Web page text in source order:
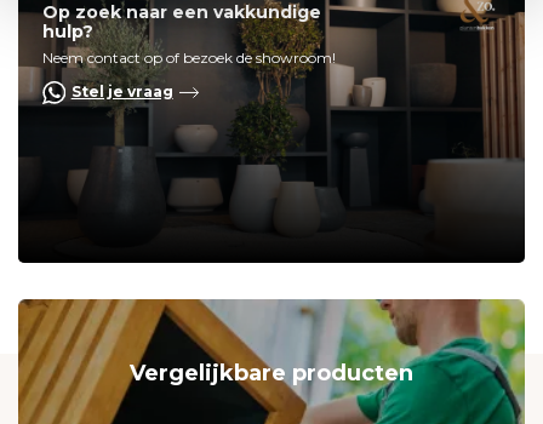
Op zoek naar een vakkundige
hulp?
Neem contact op of bezoek de showroom!
Stel je vraag
Vergelijkbare producten